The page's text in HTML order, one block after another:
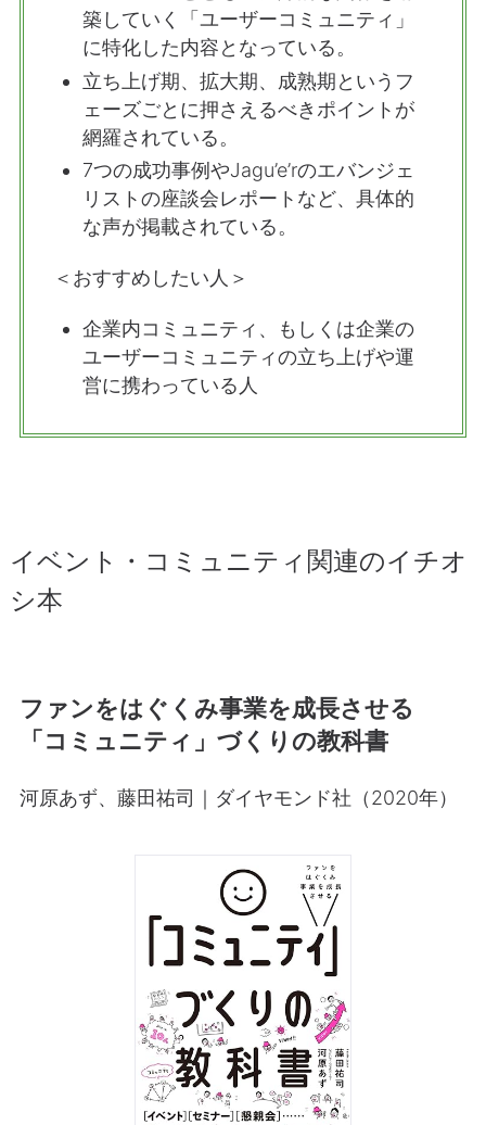
築していく「ユーザーコミュニティ」
に特化した内容となっている。
立ち上げ期、拡大期、成熟期というフ
ェーズごとに押さえるべきポイントが
網羅されている。
7つの成功事例やJagu’e’rのエバンジェ
リストの座談会レポートなど、具体的
な声が掲載されている。
＜おすすめしたい人＞
企業内コミュニティ、もしくは企業の
ユーザーコミュニティの立ち上げや運
営に携わっている人
イベント・コミュニティ関連のイチオ
シ本
ファンをはぐくみ事業を成長させる
「コミュニティ」づくりの教科書
河原あず、藤田祐司｜ダイヤモンド社（2020年）